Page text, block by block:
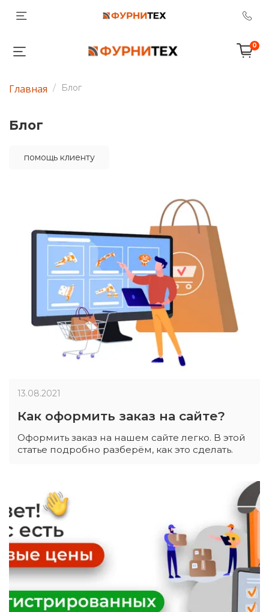
0
Главная Блог
Блог
помощь клиенту
Как оформить заказ на сайте?
Оформить заказ на нашем сайте легко. В этой
статье подробно разберём, как это сделать.
13.08.2021